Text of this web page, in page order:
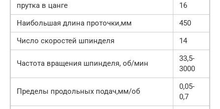
прутка в цанге
16
Наибольшая длина проточки,мм
450
Число скоростей шпинделя
14
Частота вращения шпинделя, об/мин
33,5-
3000
Пределы продольных подач,мм/об
0,05-
0,7